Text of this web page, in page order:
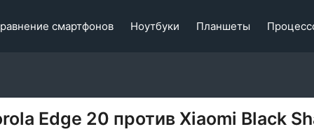
смартфонов Ноутбуки Планшеты
Edge 20 против Xiaomi Black